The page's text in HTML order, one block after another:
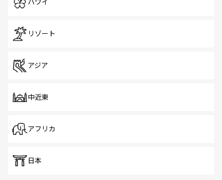
ハワイ
リゾート
アジア
中近東
アフリカ
日本